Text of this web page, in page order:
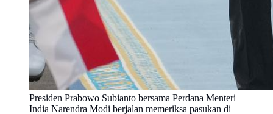
Presiden Prabowo Subianto bersama Perdana Menteri
India Narendra Modi berjalan memeriksa pasukan di